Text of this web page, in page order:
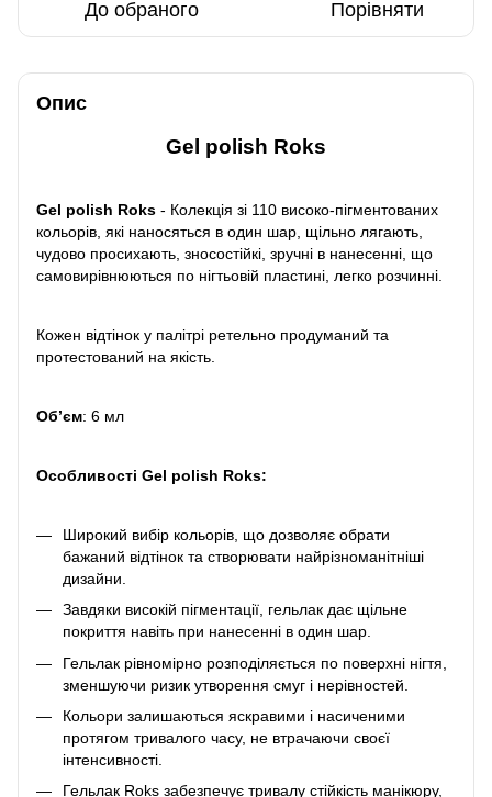
До обраного Порівняти
Опис
Gel polish Roks
Gel polish Roks - Колекція зі 110 високо-пігментованих
кольорів, які наносяться в один шар, щільно лягають,
чудово просихають, зносостійкі, зручні в нанесенні, що
самовирівнюються по нігтьовій пластині, легко розчинні.
Кожен відтінок у палітрі ретельно продуманий та
протестований на якість.
Обʼєм: 6 мл
Особливості Gel polish Roks:
Широкий вибір кольорів, що дозволяє обрати
бажаний відтінок та створювати найрізноманітніші
дизайни.
Завдяки високій пігментації, гельлак дає щільне
покриття навіть при нанесенні в один шар.
Гельлак рівномірно розподіляється по поверхні нігтя,
зменшуючи ризик утворення смуг і нерівностей.
Кольори залишаються яскравими і насиченими
протягом тривалого часу, не втрачаючи своєї
інтенсивності.
Гельлак Roks забезпечує тривалу стійкість манікюру,